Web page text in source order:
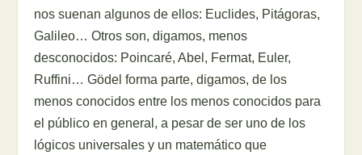
nos suenan algunos de ellos: Euclides, Pitágoras,
Galileo… Otros son, digamos, menos
desconocidos: Poincaré, Abel, Fermat, Euler,
Ruffini… Gödel forma parte, digamos, de los
menos conocidos entre los menos conocidos para
el público en general, a pesar de ser uno de los
lógicos universales y un matemático que